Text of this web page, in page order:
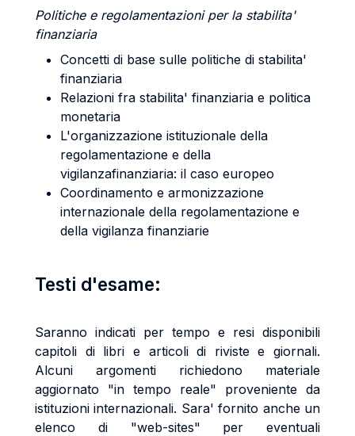
Politiche e regolamentazioni per la stabilita'
finanziaria
Concetti di base sulle politiche di stabilita'
finanziaria
Relazioni fra stabilita' finanziaria e politica
monetaria
L'organizzazione istituzionale della
regolamentazione e della
vigilanzafinanziaria: il caso europeo
Coordinamento e armonizzazione
internazionale della regolamentazione e
della vigilanza finanziarie
Testi d'esame:
Saranno indicati per tempo e resi disponibili
capitoli di libri e articoli di riviste e giornali.
Alcuni argomenti richiedono materiale
aggiornato "in tempo reale" proveniente da
istituzioni internazionali. Sara' fornito anche un
elenco di "web-sites" per eventuali